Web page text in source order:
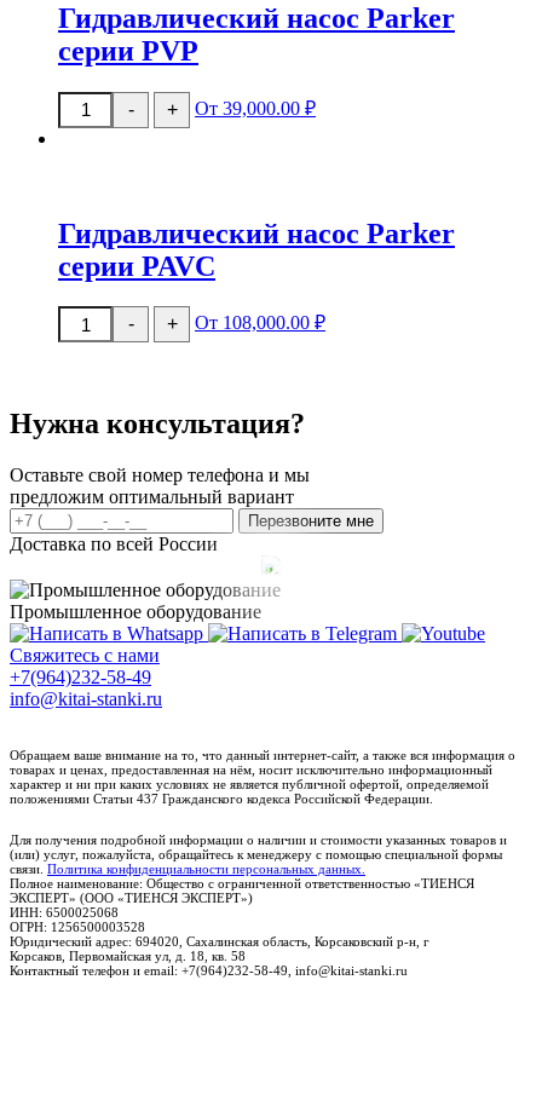
Гидравлический насос Parker
серии PVP
-
Количество
товара
+ От 39,000.00 ₽
Гидравлический насос Parker
серии PAVC
-
Количество
товара
PAVC
+ От 108,000.00 ₽
Нужна консультация?
Оставьте свой номер телефона и мы
предложим оптимальный вариант
Перезвоните мне
Доставка по всей России
Промышленное оборудование
Свяжитесь с нами
+7(964)232-58-49
info@kitai-stanki.ru
Обращаем ваше внимание на то, что данный интернет-сайт, а также вся информация о
товарах и ценах, предоставленная на нём, носит исключительно информационный
характер и ни при каких условиях не является публичной офертой, определяемой
положениями Статьи 437 Гражданского кодекса Российской Федерации.
Для получения подробной информации о наличии и стоимости указанных товаров и
(или) услуг, пожалуйста, обращайтесь к менеджеру с помощью специальной формы
связи. Политика конфиденциальности персональных данных.
Полное наименование: Общество с ограниченной ответственностью «ТИЕНСЯ
ЭКСПЕРТ» (ООО «ТИЕНСЯ ЭКСПЕРТ»)
ИНН: 6500025068
ОГРН: 1256500003528
Юридический адрес: 694020, Сахалинская область, Корсаковский р-н, г
Корсаков, Первомайская ул, д. 18, кв. 58
Контактный телефон и email: +7(964)232-58-49, info@kitai-stanki.ru